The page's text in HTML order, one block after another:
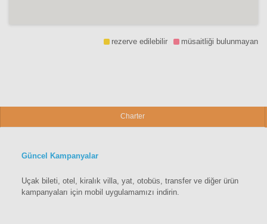
rezerve edilebilir müsaitliği bulunmayan
Charter
Güncel Kampanyalar
Uçak bileti, otel, kiralık villa, yat, otobüs, transfer ve diğer ürün
kampanyaları için mobil uygulamamızı indirin.